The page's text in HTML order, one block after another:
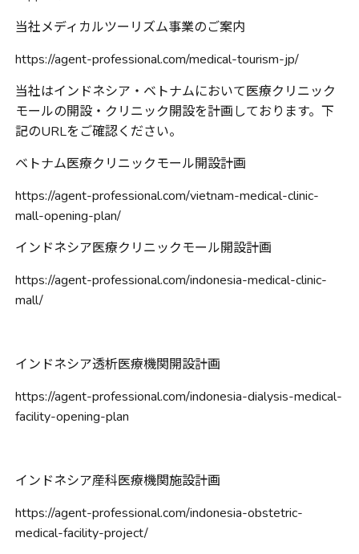
当社メディカルツーリズム事業のご案内
https://agent-professional.com/medical-tourism-jp/
当社はインドネシア・ベトナムにおいて医療クリニック
モールの開設・クリニック開設を計画しております。下
記のURLをご確認ください。
ベトナム医療クリニックモール開設計画
https://agent-professional.com/vietnam-medical-clinic-
mall-opening-plan/
インドネシア医療クリニックモール開設計画
https://agent-professional.com/indonesia-medical-clinic-
mall/
インドネシア透析医療機関開設計画
https://agent-professional.com/indonesia-dialysis-medical-
facility-opening-plan
インドネシア産科医療機関施設計画
https://agent-professional.com/indonesia-obstetric-
medical-facility-project/